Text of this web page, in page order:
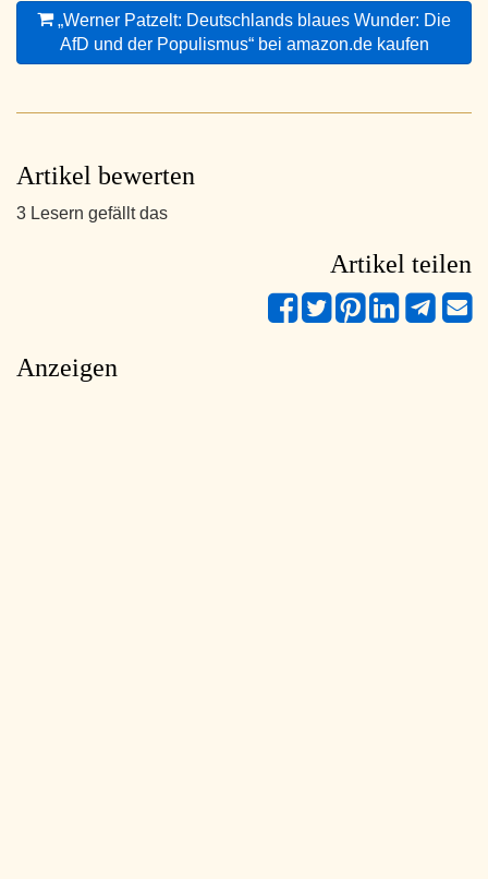
„Werner Patzelt: Deutschlands blaues Wunder: Die
AfD und der Populismus“ bei amazon.de kaufen
Artikel bewerten
3 Lesern gefällt das
Artikel teilen
Anzeigen